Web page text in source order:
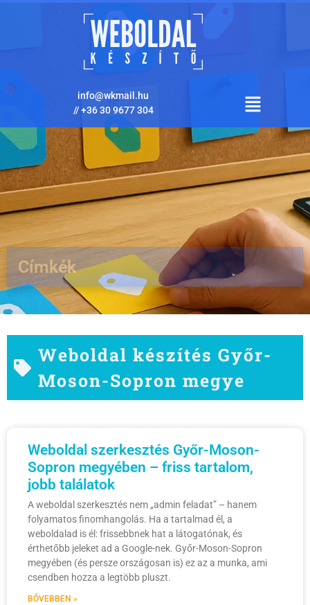
info@wkmail.hu
//+36 30 9677 304
Címkék
Weboldal készítés Győr-
Moson-Sopron megye
Weboldal szerkesztés Győr-Moson-
Sopron megyében – friss tartalom,
jobb találatok
A weboldal szerkesztés nem „admin feladat” – hanem
folyamatos finomhangolás. Ha a tartalmad él, a
weboldalad is él: frissebbnek hat a látogatónak, és
érthetőbb jeleket ad a Google-nek. Győr-Moson-Sopron
megyében (és persze országosan is) ez az a munka, ami
csendben hozza a legtöbb pluszt.
BŐVEBBEN »